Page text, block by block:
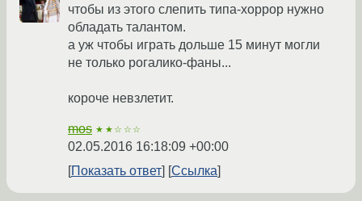
чтобы из этого слепить типа-хоррор нужно
обладать талантом.
а уж чтобы играть дольше 15 минут могли
не только рогалико-фаны...
короче невзлетит.
mos ★★☆☆☆
02.05.2016 16:18:09 +00:00
Показать ответ
Ссылка